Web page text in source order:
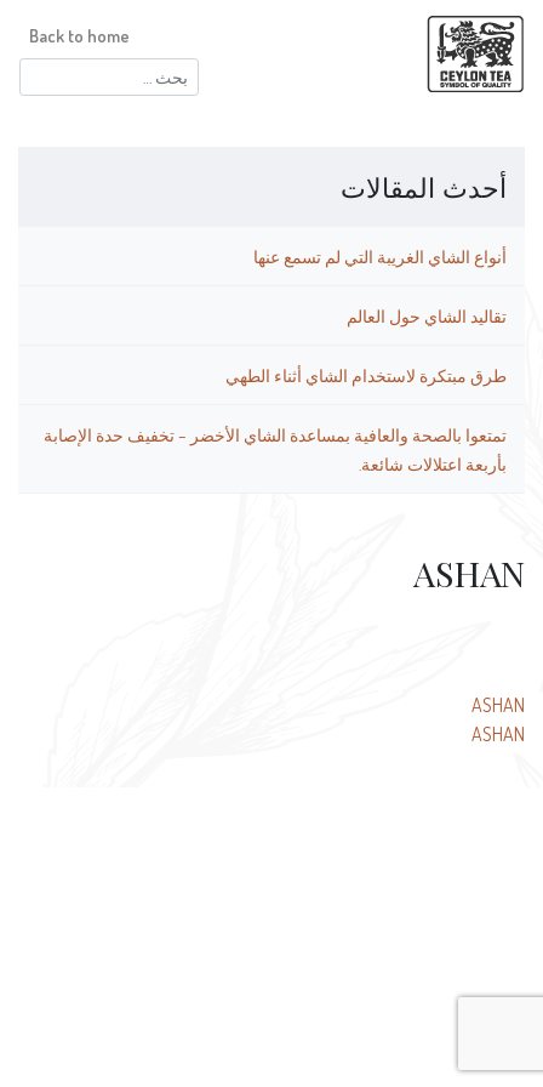
البحث
عن:
Back to home
أحدث المقالات
أنواع الشاي الغريبة التي لم تسمع عنها
تقاليد الشاي حول العالم
طرق مبتكرة لاستخدام الشاي أثناء الطهي
تمتعوا بالصحة والعافية بمساعدة الشاي الأخضر – تخفيف حدة الإصابة
بأربعة اعتلالات شائعة.
ASHAN
تصفّح
المقالات
ASHAN
ASHAN